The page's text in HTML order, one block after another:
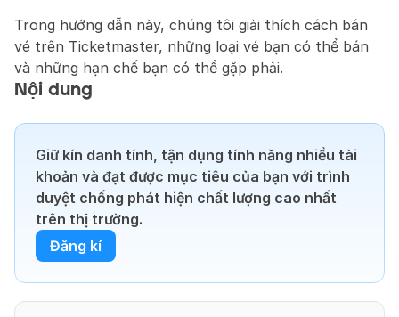
Trong hướng dẫn này, chúng tôi giải thích cách bán
vé trên Ticketmaster, những loại vé bạn có thể bán
và những hạn chế bạn có thể gặp phải.
Nội dung
Giữ kín danh tính, tận dụng tính năng nhiều tài
khoản và đạt được mục tiêu của bạn với trình
duyệt chống phát hiện chất lượng cao nhất
trên thị trường.
Đăng kí